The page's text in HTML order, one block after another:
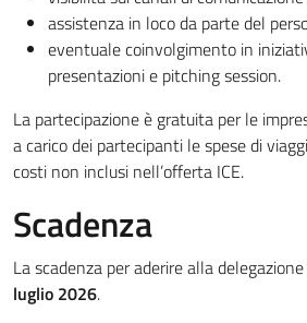
assistenza in loco da parte del
eventuale coinvolgimento in
presentazioni e pitching session.
La partecipazione è gratuita per le
a carico dei partecipanti le spese di
costi non inclusi nell’offerta ICE.
Scadenza
La scadenza per aderire alla
luglio 2026.